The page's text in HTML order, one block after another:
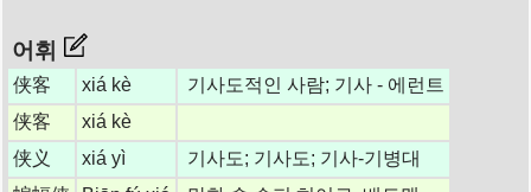
어휘
侠客 xiá kè
기사도적인 사람; 기사 - 에런트
侠客
xiá kè
侠义
xiá yì
기사도; 기사도; 기사-기병대